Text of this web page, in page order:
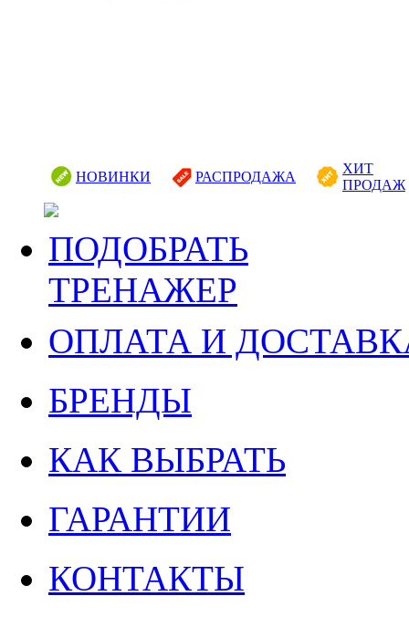
НОВИНКИ РАСПРОДАЖА
ХИТ
ПРОДАЖ
ПОДОБРАТЬ
ТРЕНАЖЕР
ОПЛАТА И
БРЕНДЫ
КАК ВЫБРАТЬ
ГАРАНТИИ
КОНТАКТЫ